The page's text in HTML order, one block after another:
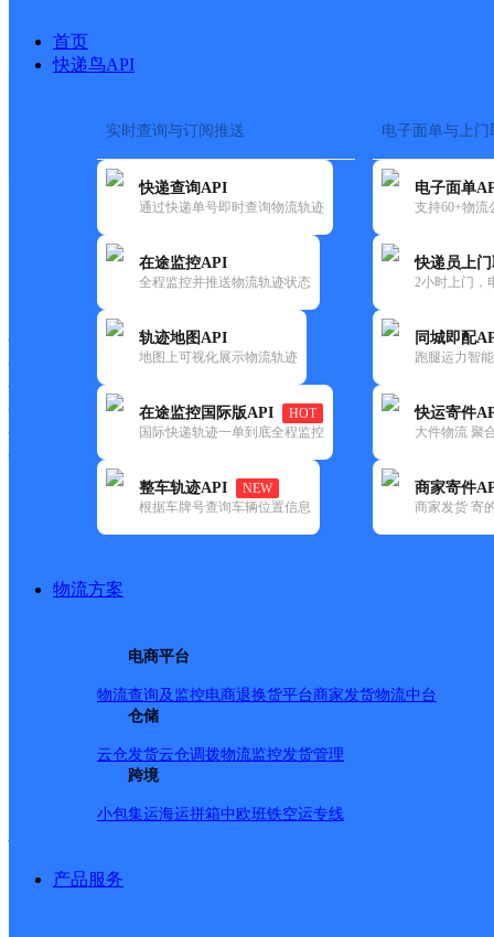
首页
快递鸟API
实时查询与订阅推送
快递查询API
通过快递单号即时查询物流轨迹
在途监控API
全程监控并推送物流轨迹状态
轨迹地图API
地图上可视化展示物流轨迹
在途监控国际版API
HOT
国际快递轨迹一单到底全程监控
整车轨迹API
NEW
根据车牌号查询车辆位置信息
电子面单与上门
电子面单
支持60+物流
快递员上
2小时上门，
同城即配
跑腿运力智
快运寄件
大件物流 聚
商家寄件
商家发货 寄
物流方案
电商平台
物流查询及监控电商退换货平台商家发货物流中台
仓储
云仓发货云仓调拨物流监控发货管理
跨境
小包集运海运拼箱中欧班铁空运专线
产品服务
快递大全> 快递网
快运大全 快递时效
网点筛选
韵达速递(44) 中通快递(51)
和林格尔县(17)
托克托县,呼和浩特市,快